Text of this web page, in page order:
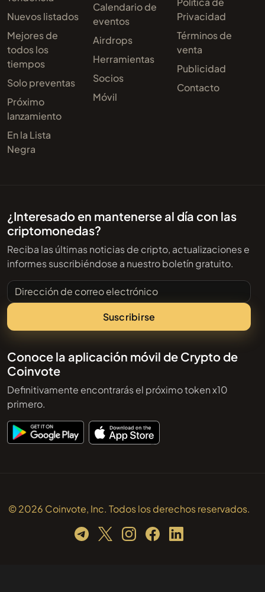
Nuevos listados
Mejores de
todos los
tiempos
Solo preventas
Próximo
lanzamiento
En la Lista
Negra
Calendario de
eventos
Airdrops
Herramientas
Socios
Móvil
Privacidad
Términos de
venta
Publicidad
Contacto
¿Interesado en mantenerse al día con las
criptomonedas?
Reciba las últimas noticias de cripto, actualizaciones e
informes suscribiéndose a nuestro boletín gratuito.
Dirección de correo electrónico
Suscribirse
Conoce la aplicación móvil de Crypto de
Coinvote
Definitivamente encontrarás el próximo token x10
primero.
© 2026 Coinvote, Inc. Todos los derechos reservados.